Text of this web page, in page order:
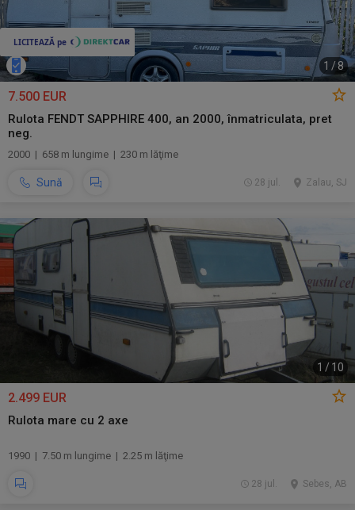
1 /8
7.500 EUR
Rulota FENDT SAPPHIRE 400, an 2000, înmatriculata, pret
neg.
2000 | 658 m lungime | 230 m lăţime
Sună Zalau, SJ
28 jul.
1 /10
2.499 EUR
Rulota mare cu 2 axe
1990 | 7.50 m lungime | 2.25 m lăţime
Sebes, AB
28 jul.